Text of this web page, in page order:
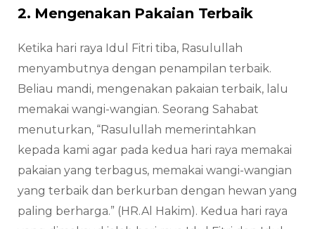
2. Mengenakan Pakaian Terbaik
Ketika hari raya Idul Fitri tiba, Rasulullah
menyambutnya dengan penampilan terbaik.
Beliau mandi, mengenakan pakaian terbaik, lalu
memakai wangi-wangian. Seorang Sahabat
menuturkan, “Rasulullah memerintahkan
kepada kami agar pada kedua hari raya memakai
pakaian yang terbagus, memakai wangi-wangian
yang terbaik dan berkurban dengan hewan yang
paling berharga.” (HR.Al Hakim). Kedua hari raya